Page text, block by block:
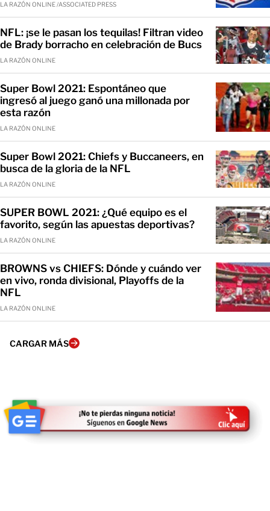
LA RAZÓN ONLINE /ASSOCIATED PRESS
NFL: ¡se le pasan los tequilas! Filtran video
de Brady borracho en celebración de Bucs
LA RAZÓN ONLINE
Super Bowl 2021: Espontáneo que
ingresó al juego ganó una millonada por
esta razón
LA RAZÓN ONLINE
Super Bowl 2021: Chiefs y Buccaneers, en
busca de la gloria de la NFL
LA RAZÓN ONLINE
SUPER BOWL 2021: ¿Qué equipo es el
favorito, según las apuestas deportivas?
LA RAZÓN ONLINE
BROWNS vs CHIEFS: Dónde y cuándo ver
en vivo, ronda divisional, Playoffs de la
NFL
LA RAZÓN ONLINE
CARGAR MÁS